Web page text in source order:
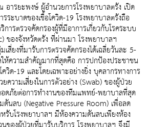
รยะพงษ์ ผู้อำนวยการโรงพยาบาลตรัง เปิด
ระบาดของเชื้อโควิด-19 โรงพยาบาลตรังถือ
ารตรวจคัดกรองผู้ที่มีอาการเกี่ยวกับโรคระบบ
ของจังหวัดตรัง ที่ผ่านมา โรงพยาบาลฯ
สี่ยงที่มารับการตรวจคัดกรองได้เฉลี่ยวันละ 5-
ห้ความสำคัญมากที่สุดคือ การปกป้องประชาชน
วิด-19 และโดยเฉพาะอย่างยิ่ง บุคลากรทางการ
วามเสี่ยงในการตัวอย่าง (Swab) ของผู้ป่วย
อดภัยต่อการทำงานของทีมแพทย์-พยาบาลที่สุด
ดันลบ (Negative Pressure Room) เพื่อลด
รับโรงพยาบาลฯ มีห้องความดันลบเพียงห้อง